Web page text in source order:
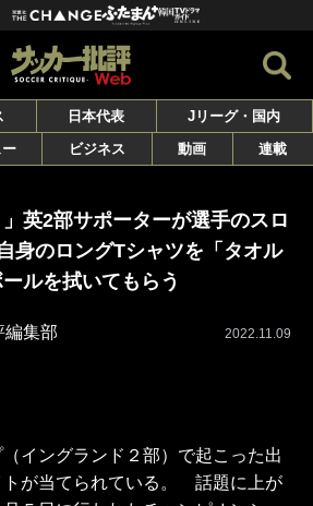
日本代表
Jリーグ・国内
ビジネス 動画 連載
」英2部サポーターが選手のスロ
身のロングTシャツを「タオル
ルを拭いてもらう
編集部 2022.11.09
イングランド２部）で起こった出
トが当てられている。 話題に上が